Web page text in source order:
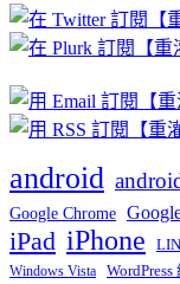
分
類
android
Google Chrome
iPad iPhone
Windows Vista